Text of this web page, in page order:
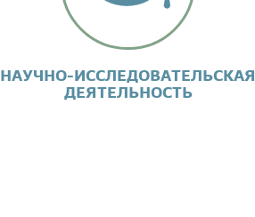
НАУЧНО-ИССЛЕДОВАТЕЛЬСКАЯ
ДЕЯТЕЛЬНОСТЬ